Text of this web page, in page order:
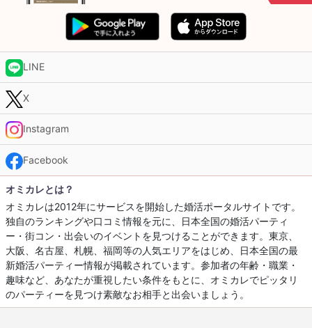
LINE
X
Instagram
Facebook
オミカレとは？
オミカレは2012年にサービスを開始した婚活ポータルサイトです。
独自のランキングや口コミ情報を元に、日本全国の婚活パーティ
ー・街コン・出会いのイベントを見つけることができます。東京、
大阪、名古屋、札幌、福岡等の人気エリアをはじめ、日本全国の最
新婚活パーティー情報が掲載されています。参加者の年齢・職業・
趣味など、あなたが重視したい条件をもとに、オミカレでピッタリ
のパーティーを見つけ素敵なお相手と出会いましょう。